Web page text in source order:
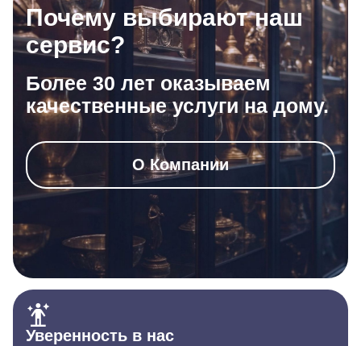
Почему выбирают наш
сервис?
Более 30 лет оказываем
качественные услуги на дому.
О Компании
Уверенность в нас